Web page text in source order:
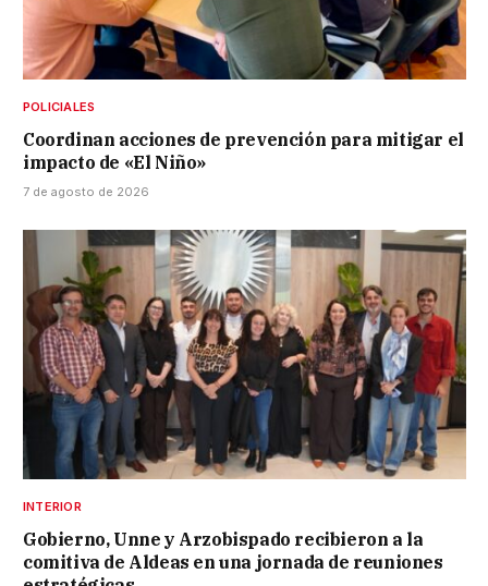
POLICIALES
Coordinan acciones de prevención para mitigar el
impacto de «El Niño»
7 de agosto de 2026
INTERIOR
Gobierno, Unne y Arzobispado recibieron a la
comitiva de Aldeas en una jornada de reuniones